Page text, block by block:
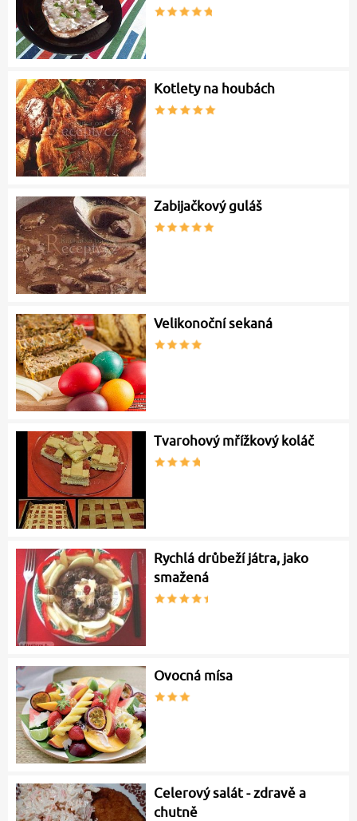
Kotlety na houbách
Zabijačkový guláš
Velikonoční sekaná
Tvarohový mřížkový koláč
Rychlá drůbeží játra, jako
smažená
Ovocná mísa
Celerový salát - zdravě a
chutně